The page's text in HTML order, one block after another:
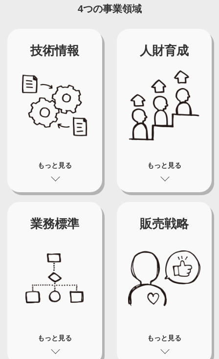
4つの事業領域
技術情報
もっと見る
人財育成
もっと見る
業務標準
もっと見る
販売戦略
もっと見る